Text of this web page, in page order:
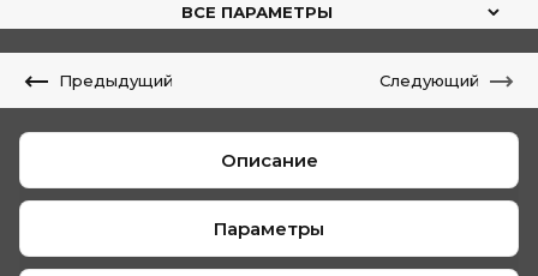
ВСЕ ПАРАМЕТРЫ
Предыдущий Следующий
Описание
Параметры